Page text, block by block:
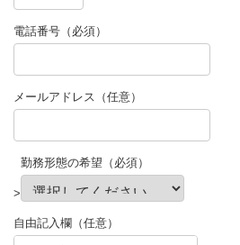
電話番号（必須）
メールアドレス（任意）
>
勤務形態の希望（必須）
自由記入欄（任意）